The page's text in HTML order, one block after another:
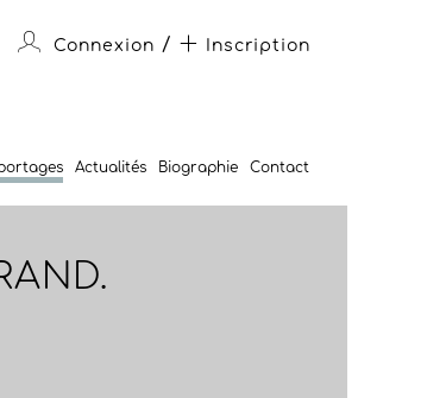
Connexion / Inscription
Actualités Biographie Contact